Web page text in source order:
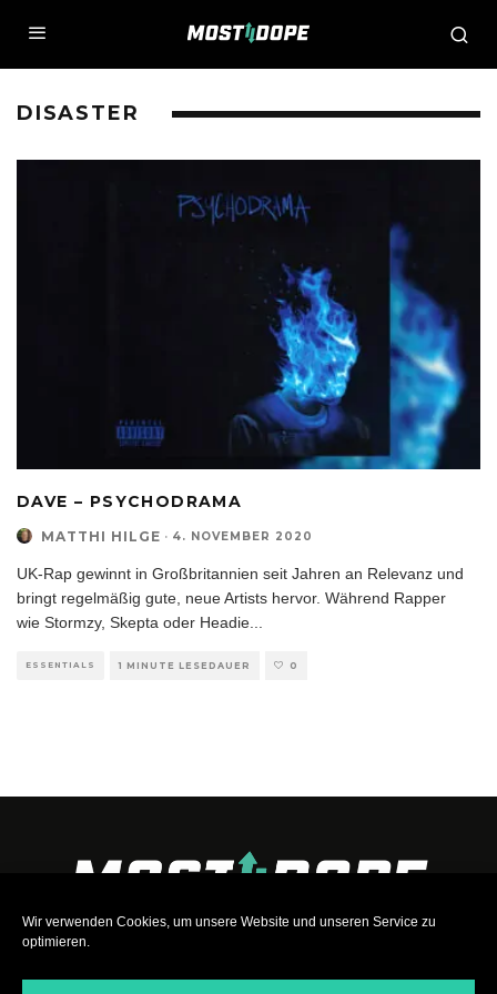
Wir verwenden Cookies, um unsere Website und unseren Service zu
optimieren.
DISASTER
DAVE – PSYCHODRAMA
MATTHI HILGE · 4. NOVEMBER 2020
UK-Rap gewinnt in Großbritannien seit Jahren an Relevanz und
bringt regelmäßig gute, neue Artists hervor. Während Rapper
wie Stormzy, Skepta oder Headie
ESSENTIALS 1 MINUTE LESEDAUER 0